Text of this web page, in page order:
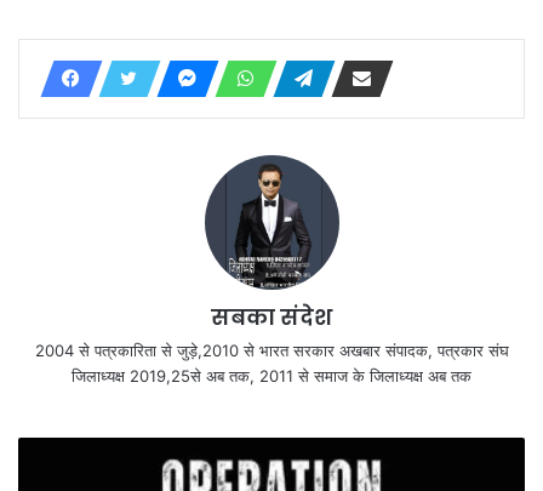
सबका संदेश
2004 से पत्रकारिता से जुड़े,2010 से भारत सरकार अखबार संपादक, पत्रकार संघ
जिलाध्यक्ष 2019,25से अब तक, 2011 से समाज के जिलाध्यक्ष अब तक